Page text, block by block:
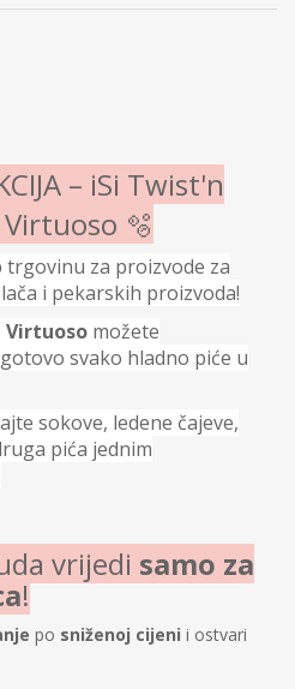
– iSi Twist'n
🫧
za proizvode za
i pekarskih proizvoda!
Virtuoso možete
svako hladno piće u
sokove, ledene čajeve,
pića jednim
vrijedi samo za
!
po sniženoј cijeni i ostvari